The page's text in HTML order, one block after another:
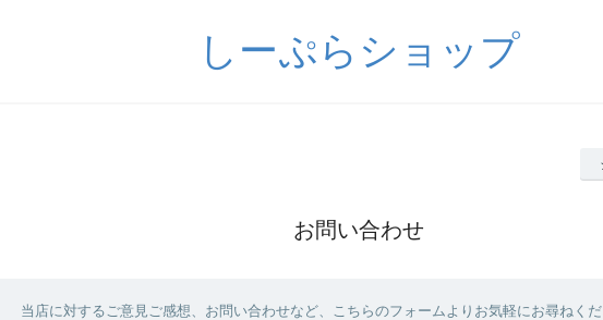
しーぷらショップ
お問い合わせ
当店に対するご意見ご感想、お問い合わせなど、こちらのフォームよりお気軽にお尋ねく